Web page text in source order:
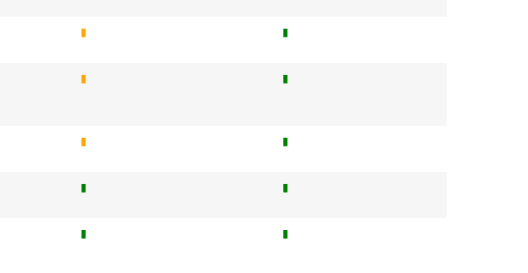
▮ ▮
▮ ▮
▮ ▮
▮ ▮
▮ ▮